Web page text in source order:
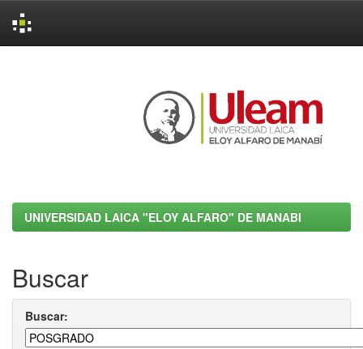
UNIVERSIDAD LAICA "ELOY ALFARO" DE MANABI
Buscar
Buscar: